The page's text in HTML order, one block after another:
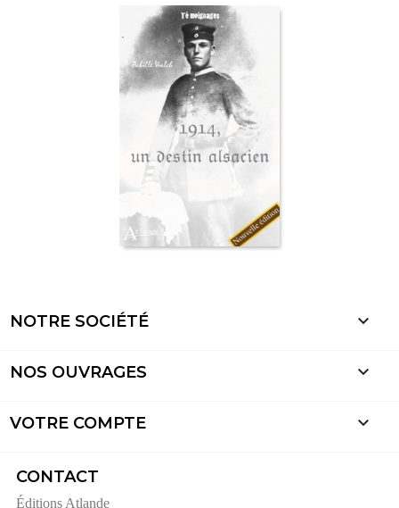
NOTRE SOCIÉTÉ 
NOS OUVRAGES 
VOTRE COMPTE 
CONTACT
Éditions Atlande